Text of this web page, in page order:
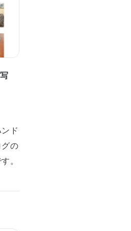
写
ド
の
。